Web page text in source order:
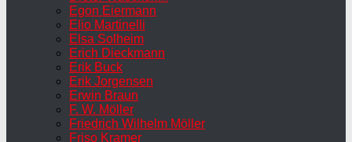
Egon Eiermann
Elio Martinelli
Elsa Solheim
Erich Dieckmann
Erik Buck
Erik Jorgensen
Erwin Braun
F. W. Möller
Friedrich Wilhelm Möller
Friso Kramer